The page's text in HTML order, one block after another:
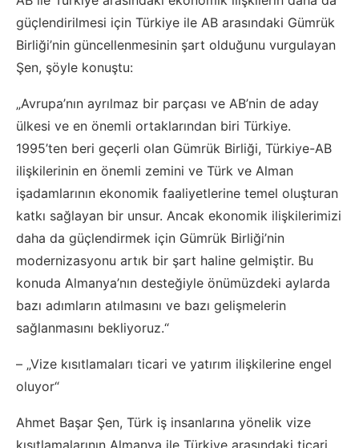
güçlendirilmesi için Türkiye ile AB arasındaki Gümrük
Birliği’nin güncellenmesinin şart olduğunu vurgulayan
Şen, şöyle konuştu:
„Avrupa’nın ayrılmaz bir parçası ve AB’nin de aday
ülkesi ve en önemli ortaklarından biri Türkiye.
1995’ten beri geçerli olan Gümrük Birliği, Türkiye-AB
ilişkilerinin en önemli zemini ve Türk ve Alman
işadamlarının ekonomik faaliyetlerine temel oluşturan
katkı sağlayan bir unsur. Ancak ekonomik ilişkilerimizi
daha da güçlendirmek için Gümrük Birliği’nin
modernizasyonu artık bir şart haline gelmiştir. Bu
konuda Almanya’nın desteğiyle önümüzdeki aylarda
bazı adımların atılmasını ve bazı gelişmelerin
sağlanmasını bekliyoruz.“
– „Vize kısıtlamaları ticari ve yatırım ilişkilerine engel
oluyor“
Ahmet Başar Şen, Türk iş insanlarına yönelik vize